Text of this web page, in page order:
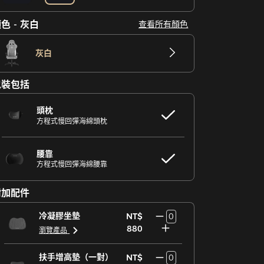
- 灰白 查看所有顏色
灰白
包括
頭枕
方程式慢回彈海綿頭枕
腰靠
方程式慢回彈海綿腰靠
配件
冷凝膠坐墊
瀏覽產品
NT$
880
0
扶手增高墊（一對） NT$ 0